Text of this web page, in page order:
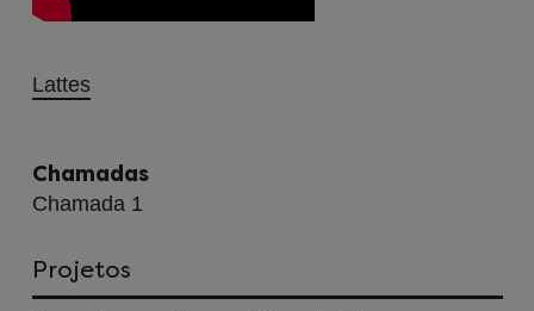
Lattes
Chamadas
Chamada 1
Projetos